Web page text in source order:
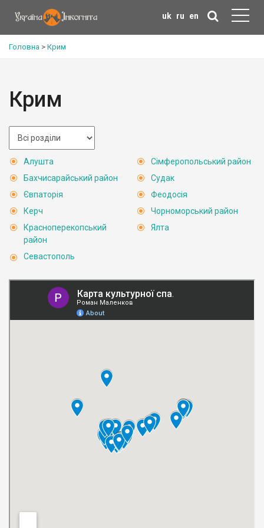
uk ru en
Головна > Крим
Крим
Алушта
Бахчисарайський район
Євпаторія
Керч
Красноперекопський
район
Севастополь
Сімферопольський район
Судак
Феодосія
Чорноморський район
Ялта